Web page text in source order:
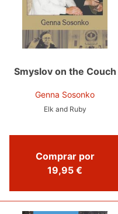
Smyslov on the Couch
Genna Sosonko
Elk and Ruby
Comprar por
19,95 €